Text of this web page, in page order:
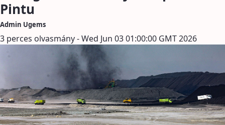
Pintu
Admin Ugems
3 perces olvasmány - Wed Jun 03 01:00:00 GMT 2026